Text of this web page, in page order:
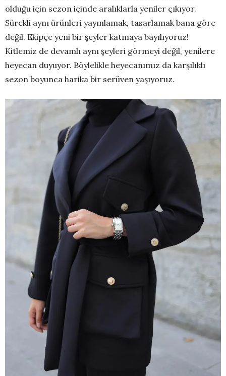
olduğu için sezon içinde aralıklarla yeniler çıkıyor.
Sürekli aynı ürünleri yayınlamak, tasarlamak bana göre
değil. Ekipçe yeni bir şeyler katmaya bayılıyoruz!
Kitlemiz de devamlı aynı şeyleri görmeyi değil, yenilere
heyecan duyuyor. Böylelikle heyecanımız da karşılıklı
sezon boyunca harika bir serüven yaşıyoruz.